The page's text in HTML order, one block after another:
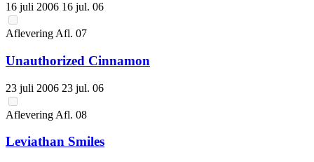
16 juli 2006 16 jul. 06
Aflevering Afl. 07
Unauthorized Cinnamon
23 juli 2006 23 jul. 06
Aflevering Afl. 08
Leviathan Smiles